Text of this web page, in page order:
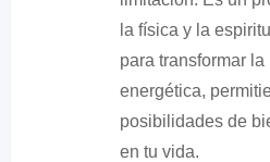
la física y la
para transformar
energética,
posibilidades de
en tu vida.